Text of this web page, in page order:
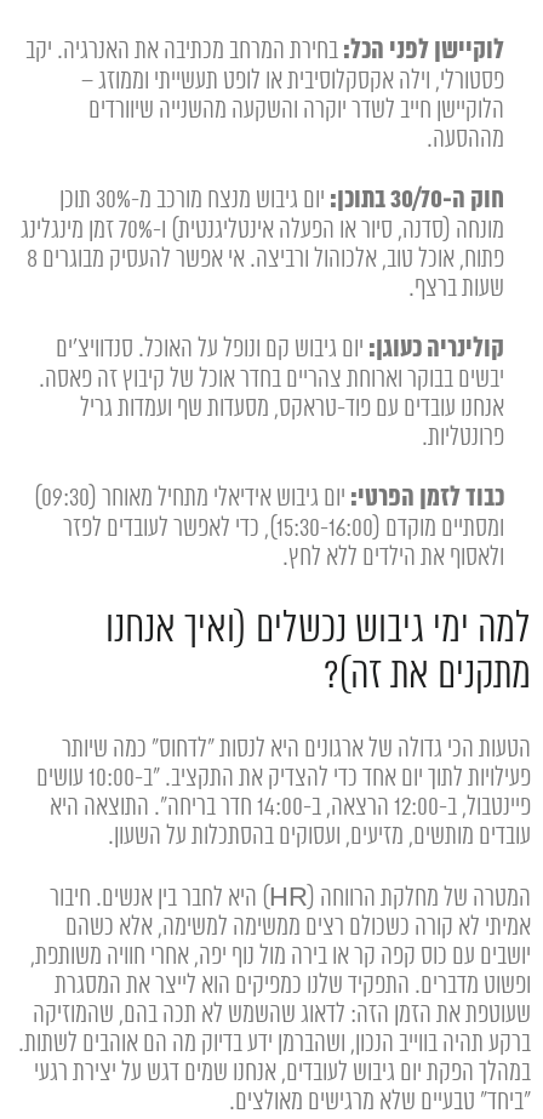
לוקיישן לפני הכל: בחירת המרחב מכתיבה את האנרגיה. יקב
פסטורלי, וילה אקסקלוסיבית או לופט תעשייתי וממוזג –
הלוקיישן חייב לשדר יוקרה והשקעה מהשנייה שיוורדים
מההסעה.
חוק ה-30/70 בתוכן:
יום גיבוש מנצח מורכב מ-30% תוכן
מונחה (סדנה, סיור או הפעלה אינטליגנטית) ו-70% זמן מינגלינג
פתוח, אוכל טוב, אלכוהול ורביצה. אי אפשר להעסיק מבוגרים 8
שעות ברצף.
קולינריה כעוגן: יום גיבוש קם ונופל על האוכל. סנדוויצ'ים
יבשים בבוקר וארוחת צהריים בחדר אוכל של קיבוץ זה פאסה.
אנחנו עובדים עם פוד-טראקס, מסעדות שף ועמדות גריל
פרונטליות.
כבוד לזמן הפרטי:
יום גיבוש אידיאלי מתחיל מאוחר (09:30)
ומסתיים מוקדם (15:30-16:00), כדי לאפשר לעובדים לפזר
ולאסוף את הילדים ללא לחץ.
למה ימי גיבוש נכשלים (ואיך אנחנו
מתקנים את זה)?
הטעות הכי גדולה של ארגונים היא לנסות "לדחוס" כמה שיותר
פעילויות לתוך יום אחד כדי להצדיק את התקציב. "ב-10:00 עושים
פיינטבול, ב-12:00 הרצאה, ב-14:00 חדר בריחה". התוצאה היא
עובדים מותשים, מזיעים, ועסוקים בהסתכלות על השעון.
המטרה של מחלקת הרווחה (HR) היא לחבר בין אנשים. חיבור
אמיתי לא קורה כשכולם רצים ממשימה למשימה, אלא כשהם
יושבים עם כוס קפה קר או בירה מול נוף יפה, אחרי חוויה משותפת,
ופשוט מדברים. התפקיד שלנו כמפיקים הוא לייצר את המסגרת
שעוטפת את הזמן הזה: לדאוג שהשמש לא תכה בהם, שהמוזיקה
ברקע תהיה בווייב הנכון, ושהברמן ידע בדיוק מה הם אוהבים לשתות.
במהלך הפקת יום גיבוש לעובדים, אנחנו שמים דגש על יצירת רגעי
"ביחד" טבעיים שלא מרגישים מאולצים.